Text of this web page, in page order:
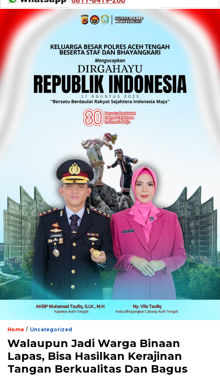
Home / Uncategorized
Walaupun Jadi Warga Binaan
Lapas, Bisa Hasilkan Kerajinan
Tangan Berkualitas Dan Bagus